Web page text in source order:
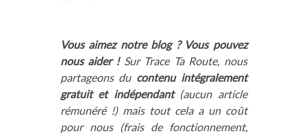
Vous aimez notre blog ? Vous pouvez
nous aider !Sur Trace Ta Route, nous
partageons du contenu intégralement
gratuit et indépendant(aucun article
rémunéré !) mais tout cela a un coût
pour nous (frais de fonctionnement,